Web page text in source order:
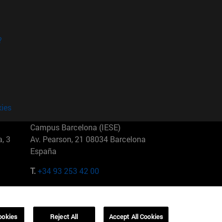
3
Campus Barcelona (IESE)
Av. Pearson, 21 08034 Barcelona
España
T.+34 93 253 42 00
01321001 Bela Vista Brasil
Reject All Accept All Cookies